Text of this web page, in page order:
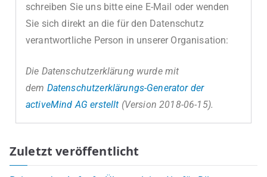
schreiben Sie uns bitte eine E-Mail oder wenden
Sie sich direkt an die für den Datenschutz
verantwortliche Person in unserer Organisation:
Die Datenschutzerklärung wurde mit
dem Datenschutzerklärungs-Generator der
activeMind AG erstellt (Version 2018-06-15).
Zuletzt veröffentlicht